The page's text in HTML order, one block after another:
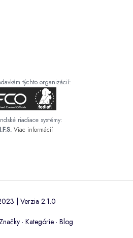
týchto organizácií:
riadiace systémy:
Viac informácií
| Verzia 2.1.0
Značky · Kategórie · Blog